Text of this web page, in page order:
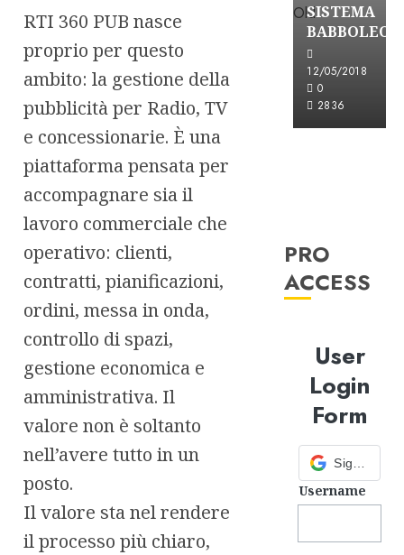
RTI 360 PUB nasce
proprio per questo
ambito: la gestione della
pubblicità per Radio, TV
e concessionarie. È una
piattaforma pensata per
accompagnare sia il
lavoro commerciale che
operativo: clienti,
contratti, pianificazioni,
ordini, messa in onda,
controllo di spazi,
gestione economica e
amministrativa. Il
valore non è soltanto
nell’avere tutto in un
posto.
Il valore sta nel rendere
il processo più chiaro,
SISTEMA
BABBOLEO
12/05/2018
0
2836
PRO
ACCESS
User
Login
Form
Username